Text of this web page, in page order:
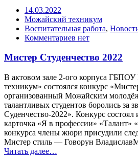
14.03.2022
Можайский техникум
Воспитательная работа,
Комментариев нет
Мистер Студенчество 2022
В актовом зале 2-ого корпуса
техникум» состоялся конкурс
организованный Можайским
талантливых студентов боролись за
Суденчество-2022». Конкурс состоял
карточка «Я в профессии» «Талант»
конкурса члены жюри присудили
Мистер стиль — Говорун
Читать далее…